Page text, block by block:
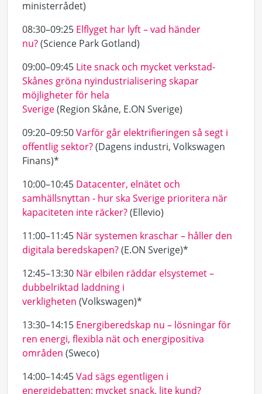
ministerrådet)
08:30–09:25 Elflyget har lyft – vad händer
nu?(Science Park Gotland)
09:00–09:45 Lite snack och mycket verkstad-
Skånes gröna nyindustrialisering skapar
möjligheter för hela
Sverige(Region Skåne, E.ON Sverige)
09:20–09:50Varför går elektrifieringen så segt i
offentlig sektor?(Dagens industri, Volkswagen
Finans)*
10:00–10:45 Datacenter, elnätet och
samhällsnyttan - hur ska Sverige prioritera när
kapaciteten inte räcker?(Ellevio)
11:00–11:45 När systemen kraschar – håller den
digitala beredskapen?(E.ON Sverige)*
12:45–13:30 När elbilen räddar elsystemet –
dubbelriktad laddning i
verkligheten (Volkswagen)*
13:30–14:15 Energiberedskap nu – lösningar för
ren energi, flexibla nät och energipositiva
områden (Sweco)
14:00–14:45Vad sägs egentligen i
energidebatten: mycket snack, lite kund?